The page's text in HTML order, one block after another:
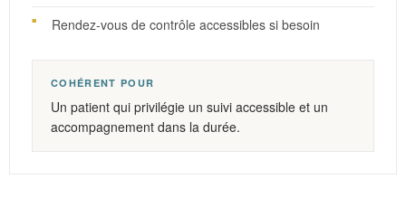
Rendez-vous de contrôle accessibles si besoin
COHÉRENT POUR
Un patient qui privilégie un suivi accessible et un
accompagnement dans la durée.